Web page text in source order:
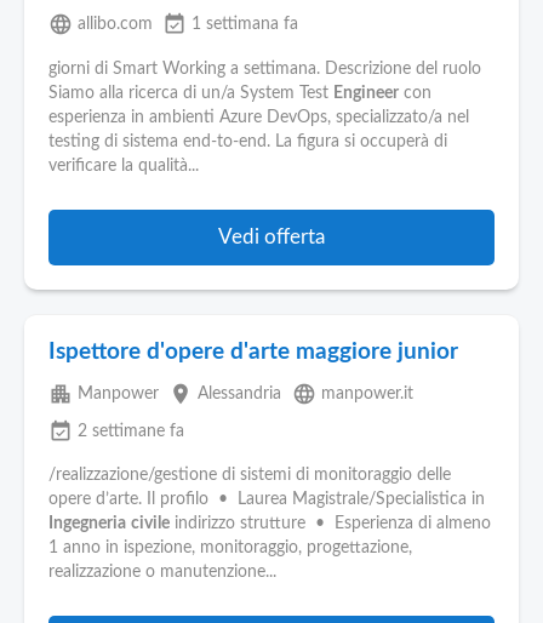
language allibo.com event_available 1 settimana fa
giorni di Smart Working a settimana. Descrizione del ruolo
Siamo alla ricerca di un/a System Test Engineer con
esperienza in ambienti Azure DevOps, specializzato/a nel
testing di sistema end-to-end. La figura si occuperà di
verificare la qualità...
Vedi offerta
Ispettore d'opere d'arte maggiore junior
apartment Manpower place Alessandria language manpower.it
event_available 2 settimane fa
/realizzazione/gestione di sistemi di monitoraggio delle
opere d’arte. Il profilo • Laurea Magistrale/Specialistica in
Ingegneria civile indirizzo strutture • Esperienza di almeno
1 anno in ispezione, monitoraggio, progettazione,
realizzazione o manutenzione...